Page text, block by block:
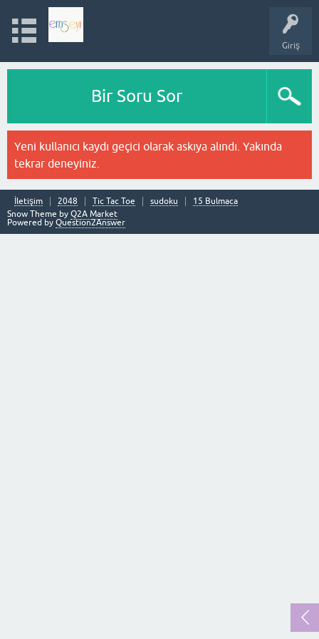
Giriş
Bir Soru Sor
Yeni kullanıcı kaydı geçici olarak askıya alındı. Yakında
tekrar deneyiniz.
İletişim 2048 Tic Tac Toe sudoku
15 Bulmaca
Snow Theme by Q2A Market
Powered by Question2Answer